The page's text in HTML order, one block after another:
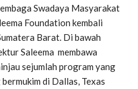
Swadaya Masyarakat
Foundation kembali
Barat. Di bawah
Saleema membawa
sejumlah program yang
di Dallas, Texas